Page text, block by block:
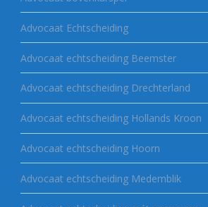
Advocaat Echtscheiding
Advocaat echtscheiding Beemster
Advocaat echtscheiding Drechterland
Advocaat echtscheiding Hollands Kroon
Advocaat echtscheiding Hoorn
Advocaat echtscheiding Medemblik